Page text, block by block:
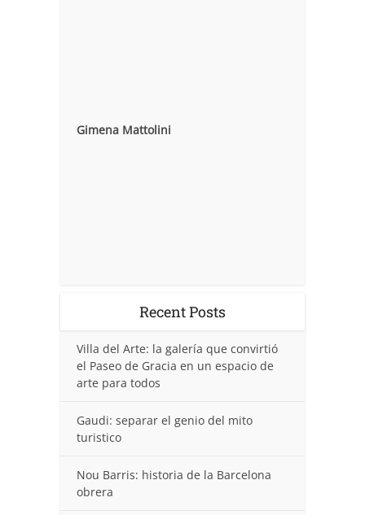
Gimena Mattolini
Recent Posts
Villa del Arte: la galería que convirtió
el Paseo de Gracia en un espacio de
arte para todos
Gaudi: separar el genio del mito
turistico
Nou Barris: historia de la Barcelona
obrera